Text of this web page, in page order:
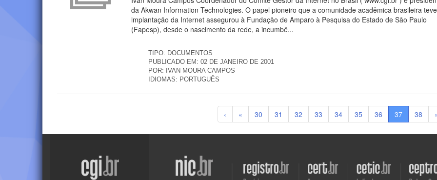
da Akwan Information Technologies. O papel pioneiro que a comunidade acadêmica brasileira
implantação da Internet assegurou à Fundação de Amparo à Pesquisa do Estado de São Paulo
(Fapesp), desde o nascimento da rede, a incumbê...
TIPO: DOCUMENTOS
PUBLICADO EM: 02 DE JANEIRO DE 2001
POR: IVAN MOURA CAMPOS
IDIOMAS: PORTUGUÊS
‹ « 30 31 32 33 34 35 36 37 38
site
site
site